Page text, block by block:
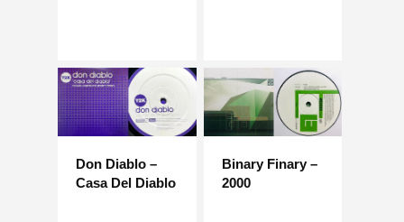
Don Diablo –
Casa Del Diablo
Binary Finary –
2000